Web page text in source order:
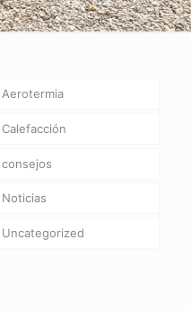
Aerotermia
Calefacción
consejos
Noticias
Uncategorized